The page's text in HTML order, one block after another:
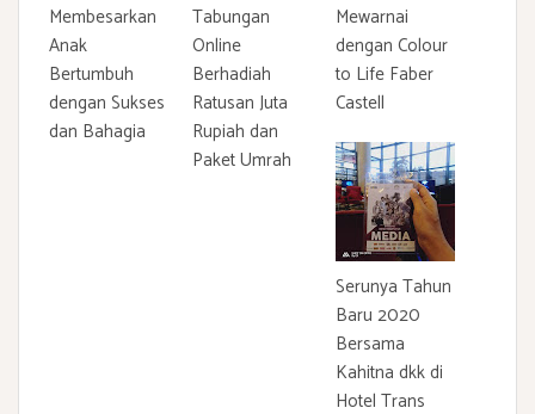
Membesarkan
Anak
Bertumbuh
dengan Sukses
dan Bahagia
Tabungan
Online
Berhadiah
Ratusan Juta
Rupiah dan
Paket Umrah
Mewarnai
dengan Colour
to Life Faber
Castell
Serunya Tahun
Baru 2020
Bersama
Kahitna dkk di
Hotel Trans